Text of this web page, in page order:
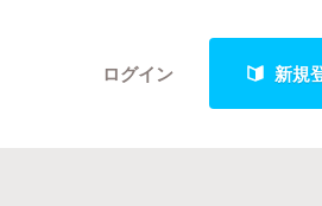
ログイン 新規